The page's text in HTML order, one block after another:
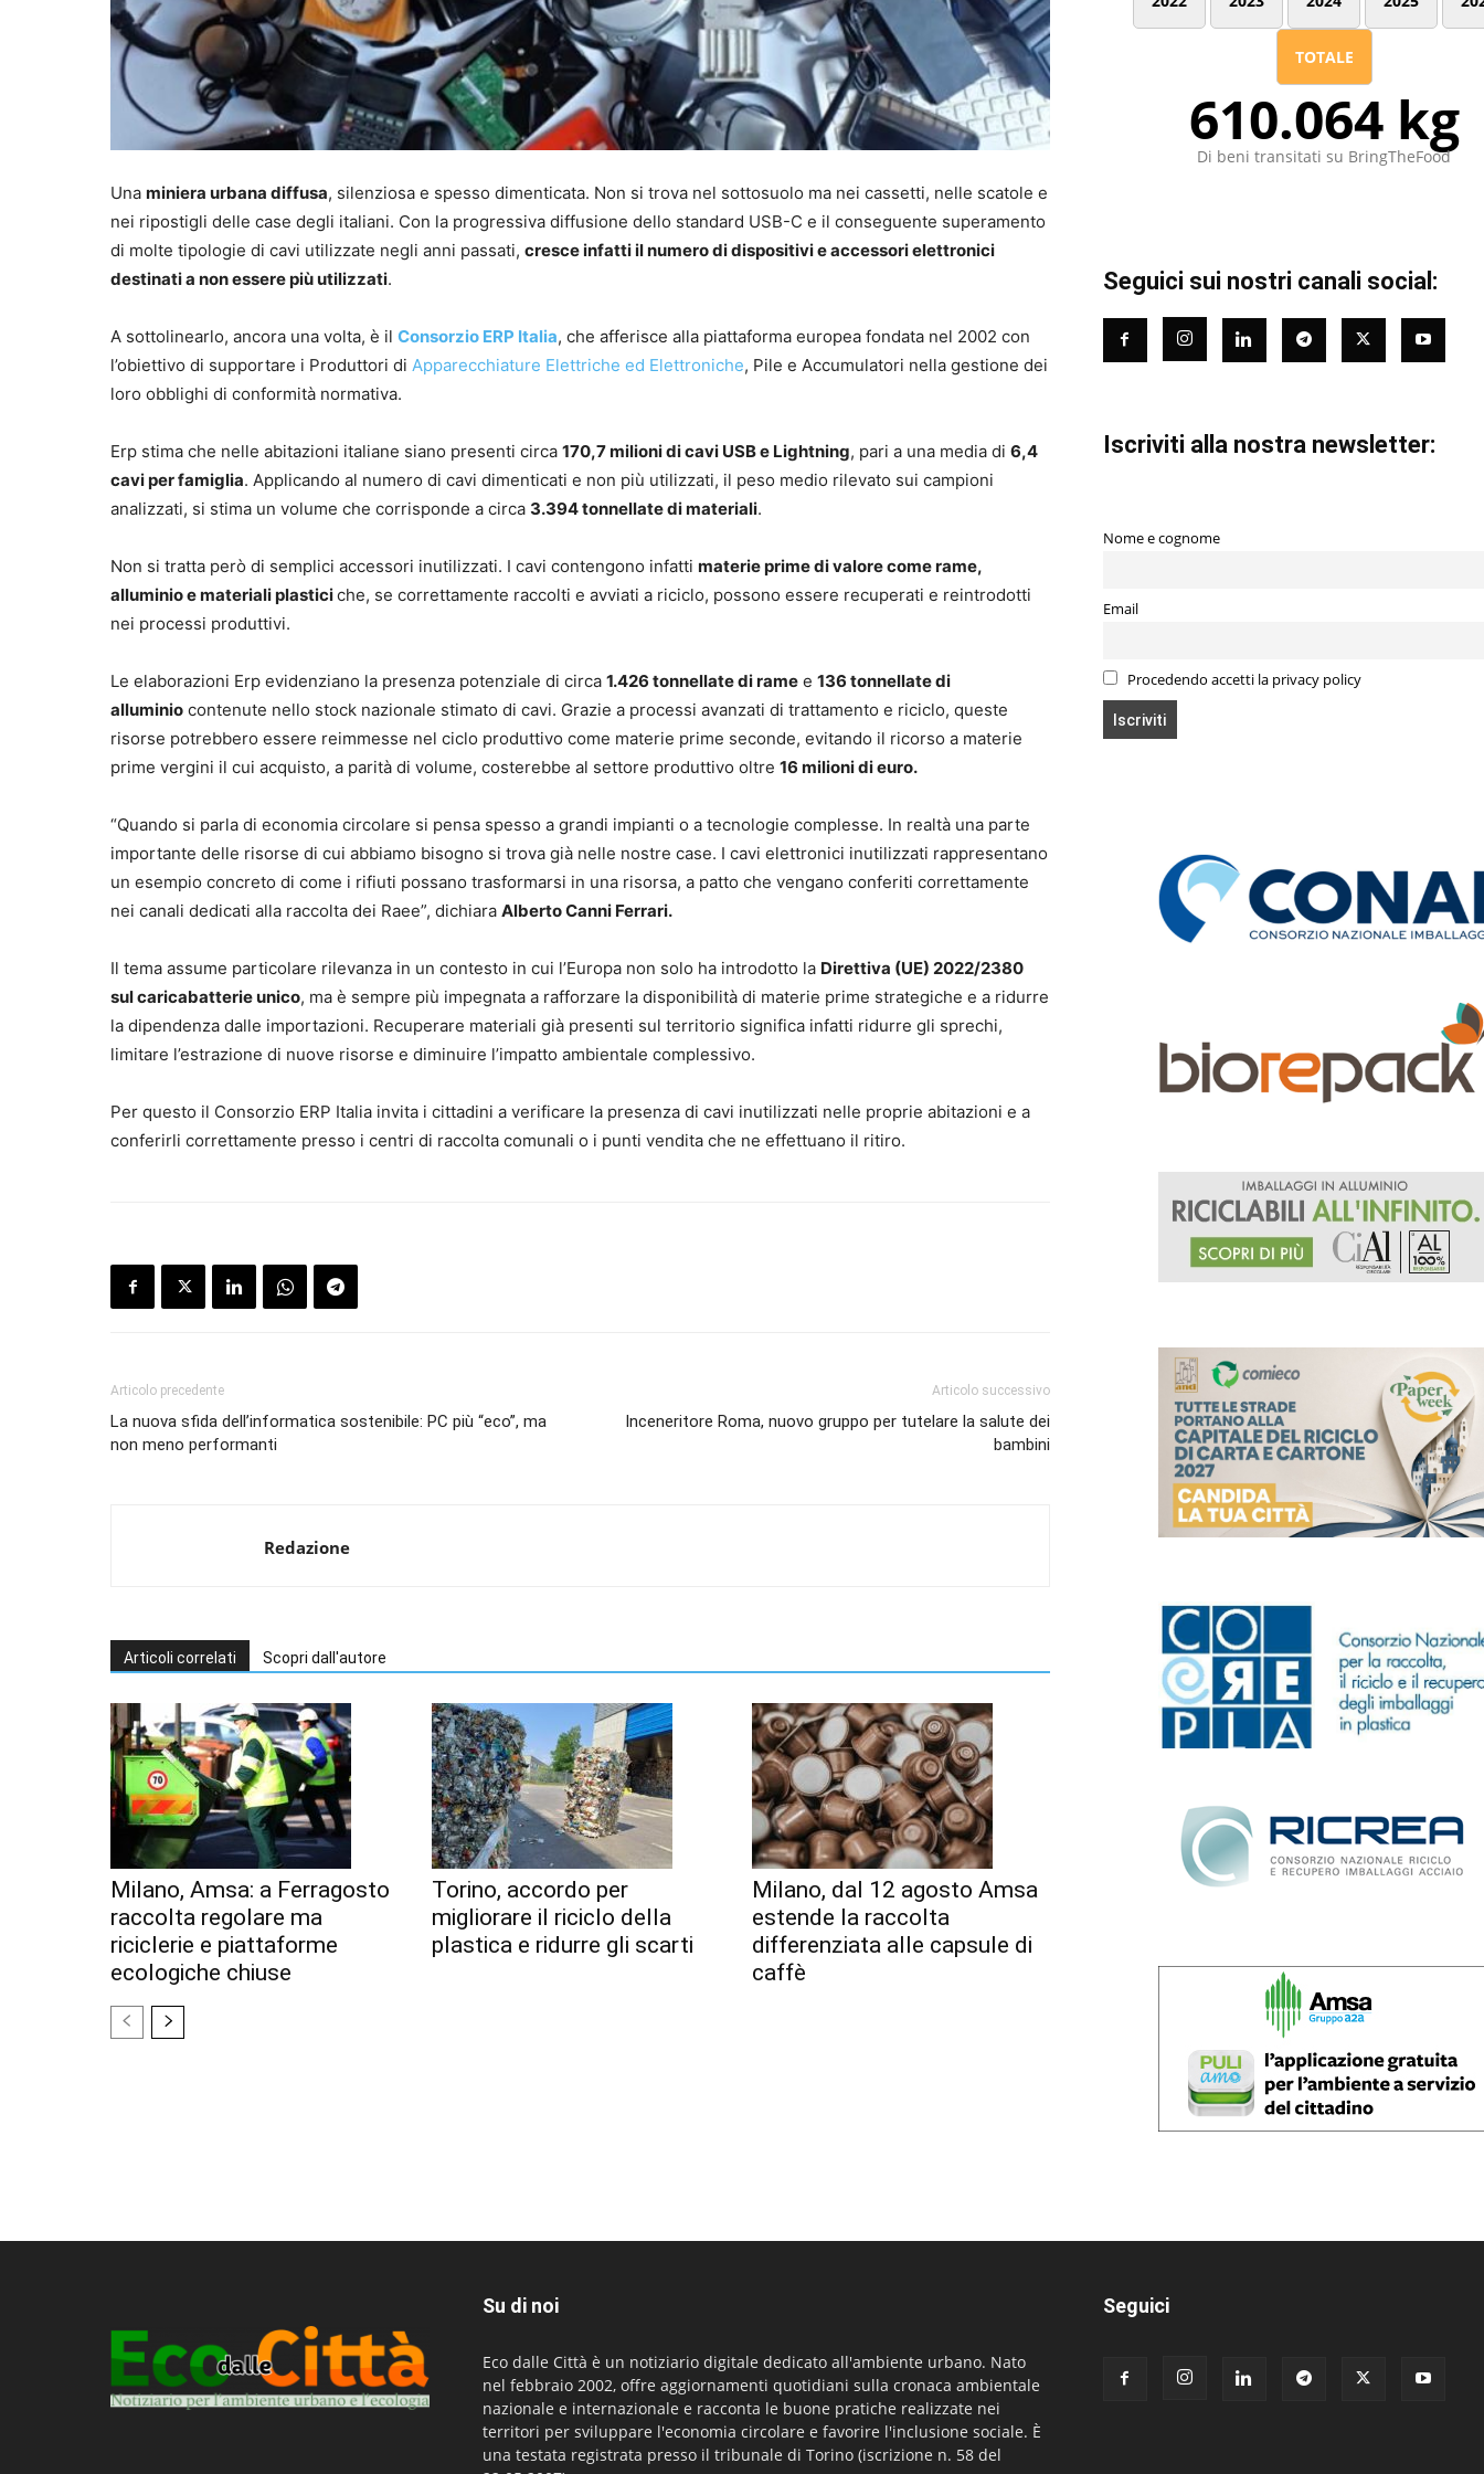
Una miniera urbana diffusa, silenziosa e spesso dimenticata. Non si trova nel sottosuolo ma nei cassetti, nelle scatole e
nei ripostigli delle case degli italiani. Con la progressiva diffusione dello standard USB-C e il conseguente superamento
di molte tipologie di cavi utilizzate negli anni passati, cresce infatti il numero di dispositivi e accessori elettronici
destinati a non essere più utilizzati.
A sottolinearlo, ancora una volta, è il Consorzio ERP Italia, che afferisce alla piattaforma europea fondata nel 2002 con
l’obiettivo di supportare i Produttori di Apparecchiature Elettriche ed Elettroniche, Pile e Accumulatori nella gestione dei
loro obblighi di conformità normativa.
Erp stima che nelle abitazioni italiane siano presenti circa 170,7 milioni di cavi USB e Lightning, pari a una media di 6,4
cavi per famiglia. Applicando al numero di cavi dimenticati e non più utilizzati, il peso medio rilevato sui campioni
analizzati, si stima un volume che corrisponde a circa 3.394 tonnellate di materiali.
Non si tratta però di semplici accessori inutilizzati. I cavi contengono infatti materie prime di valore come rame,
alluminio e materiali plasticiche, se correttamente raccolti e avviati a riciclo, possono essere recuperati e reintrodotti
nei processi produttivi.
Le elaborazioni Erp evidenziano la presenza potenziale di circa 1.426 tonnellate di rame e 136 tonnellate di
alluminio contenute nello stock nazionale stimato di cavi. Grazie a processi avanzati di trattamento e riciclo, queste
risorse potrebbero essere reimmesse nel ciclo produttivo come materie prime seconde, evitando il ricorso a materie
prime vergini il cui acquisto, a parità di volume, costerebbe al settore produttivo oltre 16 milioni di euro.
“Quando si parla di economia circolare si pensa spesso a grandi impianti o a tecnologie complesse. In realtà una parte
importante delle risorse di cui abbiamo bisogno si trova già nelle nostre case. I cavi elettronici inutilizzati rappresentano
un esempio concreto di come i rifiuti possano trasformarsi in una risorsa, a patto che vengano conferiti correttamente
nei canali dedicati alla raccolta dei Raee”, dichiara Alberto Canni Ferrari.
Il tema assume particolare rilevanza in un contesto in cui l’Europa non solo ha introdotto la Direttiva (UE) 2022/2380
sul caricabatterie unico, ma è sempre più impegnata a rafforzare la disponibilità di materie prime strategiche e a ridurre
la dipendenza dalle importazioni. Recuperare materiali già presenti sul territorio significa infatti ridurre gli sprechi,
limitare l’estrazione di nuove risorse e diminuire l’impatto ambientale complessivo.
Per questo il Consorzio ERP Italia invita i cittadini a verificare la presenza di cavi inutilizzati nelle proprie abitazioni e a
conferirli correttamente presso i centri di raccolta comunali o i punti vendita che ne effettuano il ritiro.
Articolo precedente
La nuova sfida dell’informatica sostenibile: PC più “eco”, ma
non meno performanti
Articolo successivo
Inceneritore Roma, nuovo gruppo per tutelare la salute dei
bambini
Redazione
Articoli correlati Scopri dall'autore
Milano, Amsa: a Ferragosto
raccolta regolare ma
riciclerie e piattaforme
ecologiche chiuse
Torino, accordo per
migliorare il riciclo della
plastica e ridurre gli scarti
Milano, dal 12 agosto Amsa
estende la raccolta
differenziata alle capsule di
caffè
TOTALE
610.064 kg
Di beni transitati su BringTheFood
Seguici sui nostri canali social:
Iscriviti alla nostra newsletter:
Nome e cognome
Email
Procedendo accetti la privacy policy
Su di noi
Eco dalle Città è un notiziario digitale dedicato all'ambiente urbano. Nato
nel febbraio 2002, offre aggiornamenti quotidiani sulla cronaca ambientale
nazionale e internazionale e racconta le buone pratiche realizzate nei
territori per sviluppare l'economia circolare e favorire l'inclusione sociale. È
una testata registrata presso il tribunale di Torino (iscrizione n. 58 del
Seguici